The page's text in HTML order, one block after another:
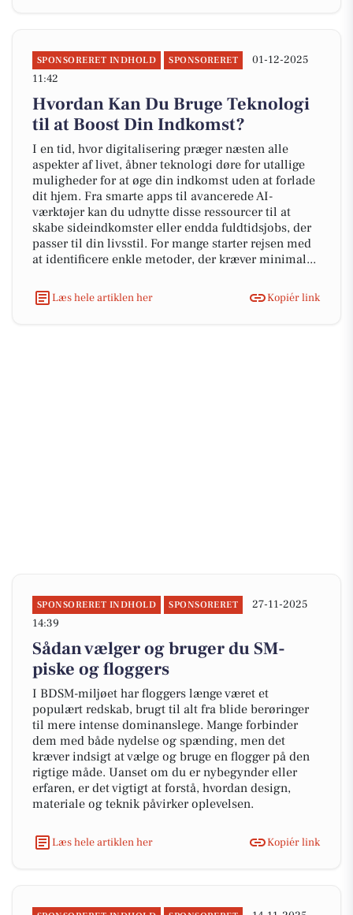
SPONSORERET INDHOLD SPONSORERET
01-12-2025
11:42
Hvordan Kan Du Bruge Teknologi
til at Boost Din Indkomst?
I en tid, hvor digitalisering præger næsten alle
aspekter af livet, åbner teknologi døre for utallige
muligheder for at øge din indkomst uden at forlade
dit hjem. Fra smarte apps til avancerede AI-
værktøjer kan du udnytte disse ressourcer til at
skabe sideindkomster eller endda fuldtidsjobs, der
passer til din livsstil. For mange starter rejsen med
at identificere enkle metoder, der kræver minimal...
Læs hele artiklen her Kopiér link
SPONSORERET INDHOLD SPONSORERET
27-11-2025
14:39
Sådan vælger og bruger du SM-
piske og floggers
I BDSM-miljøet har floggers længe været et
populært redskab, brugt til alt fra blide berøringer
til mere intense dominanslege. Mange forbinder
dem med både nydelse og spænding, men det
kræver indsigt at vælge og bruge en flogger på den
rigtige måde. Uanset om du er nybegynder eller
erfaren, er det vigtigt at forstå, hvordan design,
materiale og teknik påvirker oplevelsen.
Læs hele artiklen her Kopiér link